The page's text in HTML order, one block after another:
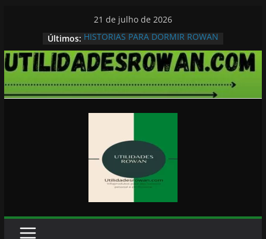
conteúdo
21 de julho de 2026
Últimos: HISTORIAS PARA DORMIR ROWAN